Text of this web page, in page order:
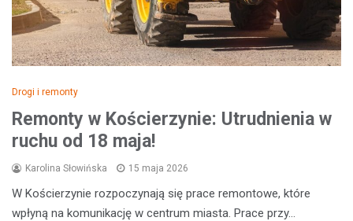
Drogi i remonty
Remonty w Kościerzynie: Utrudnienia w
ruchu od 18 maja!
Karolina Słowińska 15 maja 2026
W Kościerzynie rozpoczynają się prace remontowe, które
wpłyną na komunikację w centrum miasta. Prace przy…